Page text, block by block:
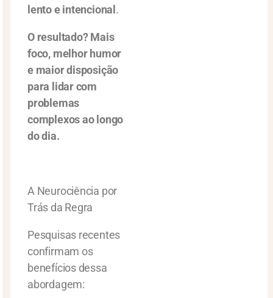
lento e intencional .
O resultado? Mais
foco, melhor humor
e maior disposição
para lidar com
problemas
complexos ao longo
do dia.
A Neurociência por
Trás da Regra
Pesquisas recentes
confirmam os
benefícios dessa
abordagem: